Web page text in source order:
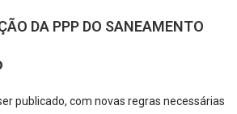
DA PPP DO SANEAMENTO
publicado, com novas regras necessárias